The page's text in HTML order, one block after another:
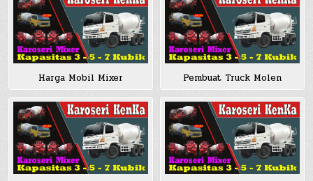
Harga Mobil Mixer Pembuat Truck Molen